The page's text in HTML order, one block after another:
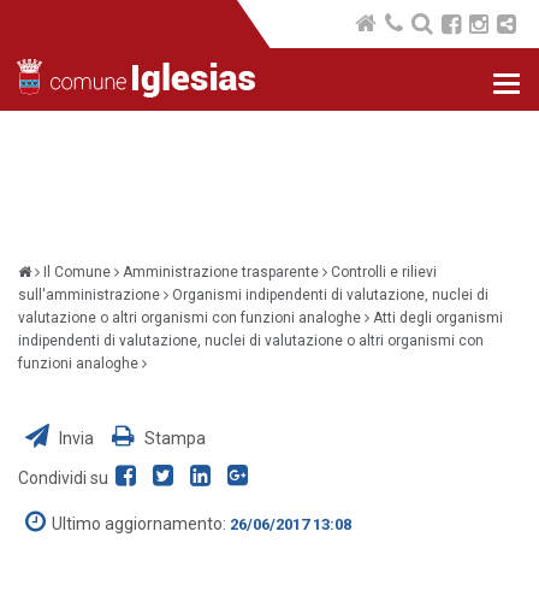
Il Comune Amministrazione trasparente
Controlli e rilievi
sull'amministrazione
Organismi indipendenti di valutazione, nuclei di
valutazione o altri organismi con funzioni analoghe
Atti degli organismi
indipendenti di valutazione, nuclei di valutazione o altri organismi con
funzioni analoghe
Invia Stampa
Condividi su
Ultimo aggiornamento: 26/06/2017 13:08